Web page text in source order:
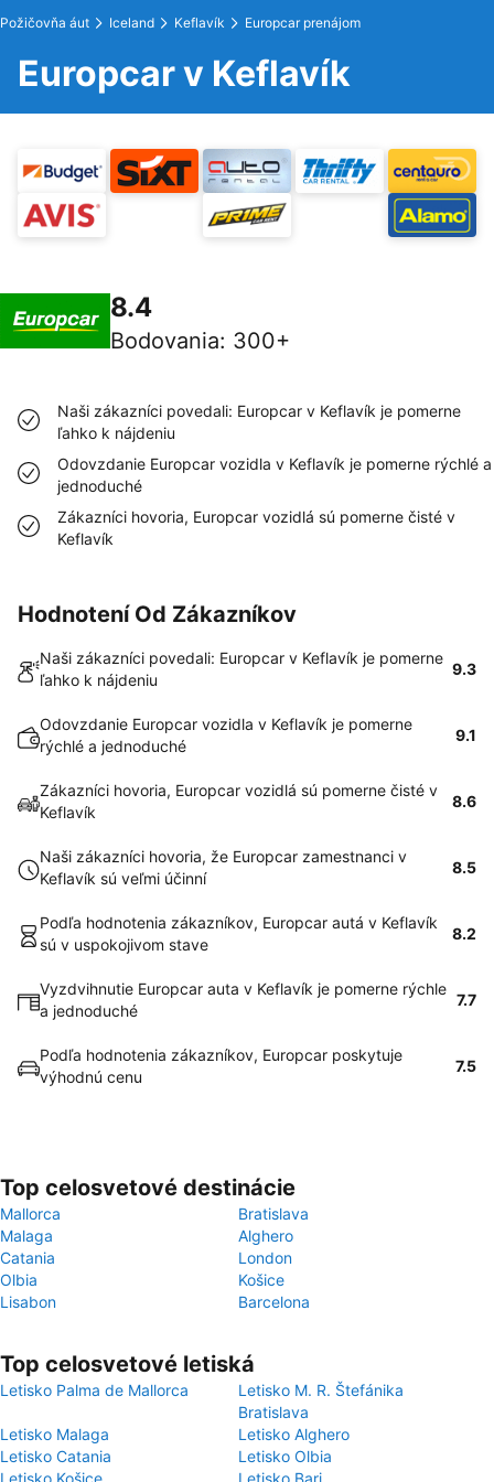
Požičovňa áut Iceland Keflavík Europcar prenájom
Europcar v Keflavík
8.4
Bodovania: 300+
Naši zákazníci povedali: Europcar v Keflavík je pomerne
ľahko k nájdeniu
Odovzdanie Europcar vozidla v Keflavík je pomerne rýchlé a
jednoduché
Zákazníci hovoria, Europcar vozidlá sú pomerne čisté v
Keflavík
Hodnotení Od Zákazníkov
Naši zákazníci povedali: Europcar v Keflavík je pomerne
ľahko k nájdeniu
9.3
Odovzdanie Europcar vozidla v Keflavík je pomerne
rýchlé a jednoduché
9.1
Zákazníci hovoria, Europcar vozidlá sú pomerne čisté v
Keflavík
8.6
Naši zákazníci hovoria, že Europcar zamestnanci v
Keflavík sú veľmi účinní
8.5
Podľa hodnotenia zákazníkov, Europcar autá v Keflavík
sú v uspokojivom stave
8.2
Vyzdvihnutie Europcar auta v Keflavík je pomerne rýchle
a jednoduché
7.7
Podľa hodnotenia zákazníkov, Europcar poskytuje
výhodnú cenu
7.5
Top celosvetové destinácie
Mallorca
Bratislava
Malaga
Alghero
Catania
London
Olbia
Košice
Lisabon
Barcelona
Top celosvetové letiská
Letisko Palma de Mallorca
Letisko M. R. Štefánika
Bratislava
Letisko Malaga
Letisko Alghero
Letisko Catania
Letisko Olbia
Letisko Košice
Letisko Bari